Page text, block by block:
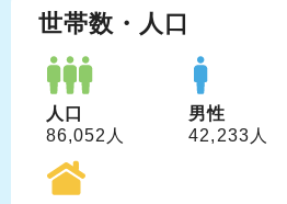
世帯数・人口
人口
86,052人
男性
42,233人